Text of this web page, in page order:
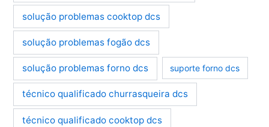
solução problemas cooktop dcs
solução problemas fogão dcs
solução problemas forno dcs suporte forno dcs
técnico qualificado churrasqueira dcs
técnico qualificado cooktop dcs